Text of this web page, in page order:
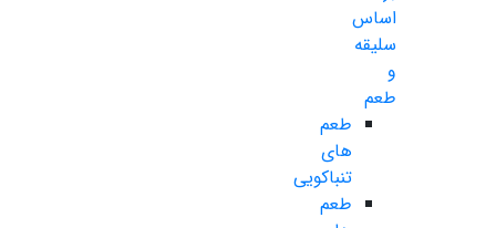
اساس
سلیقه
و
طعم
طعم
های
تنباکویی
طعم